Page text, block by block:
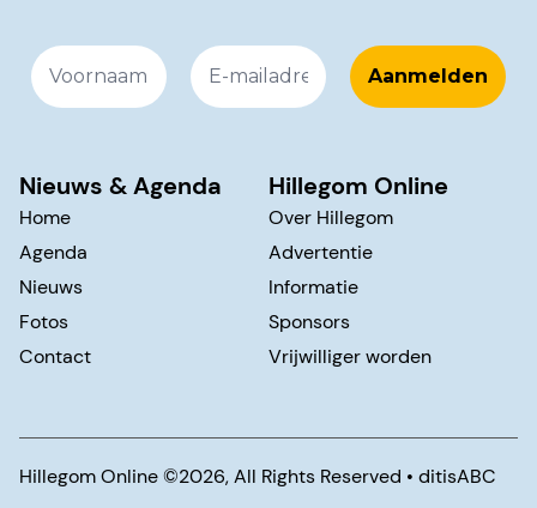
Nieuws & Agenda
Home
Agenda
Nieuws
Fotos
Contact
Hillegom Online
Over Hillegom
Advertentie
Informatie
Sponsors
Vrijwilliger worden
Hillegom Online ©️2026, All Rights Reserved • ditisABC